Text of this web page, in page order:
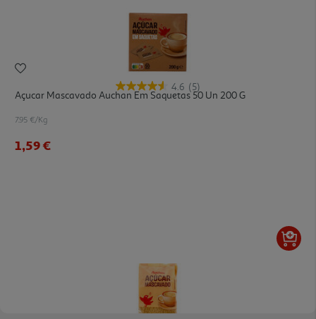
4.6 (5)
Açucar Mascavado Auchan Em Saquetas 50 Un 200 G
7.95 €/Kg
1,59 €